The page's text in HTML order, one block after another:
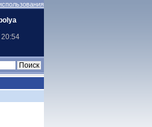
Ibolya
20:54